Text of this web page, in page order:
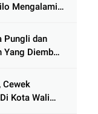
Mengalami
Pungli dan
Yang Diembat,
Mushola
Cewek
Kota Wali